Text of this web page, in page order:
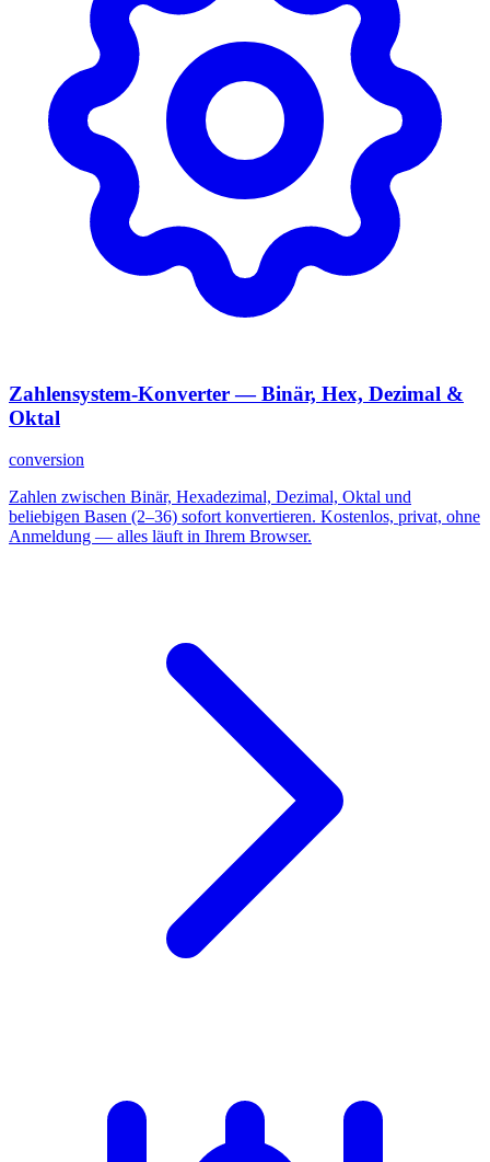
Zahlensystem-Konverter — Binär, Hex, Dezimal &
Oktal
conversion
Zahlen zwischen Binär, Hexadezimal, Dezimal, Oktal und
beliebigen Basen (2–36) sofort konvertieren. Kostenlos, privat, ohne
Anmeldung — alles läuft in Ihrem Browser.